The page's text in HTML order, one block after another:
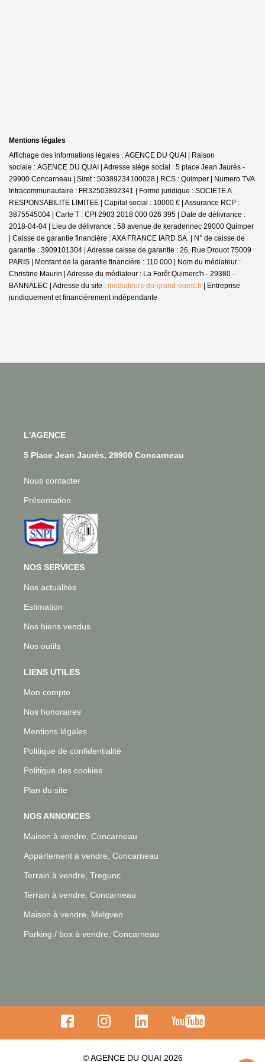
Mentions légales
Affichage des informations légales : AGENCE DU QUAI | Raison
sociale : AGENCE DU QUAI | Adresse siège social : 5 place Jean Jaurès -
29900 Concarneau | Siret : 50389234100028 | RCS : Quimper | Numero TVA
Intracommunautaire : FR32503892341 | Forme juridique : SOCIETE A
RESPONSABILITE LIMITEE | Capital social : 10000 € | Assurance RCP :
3875545004 | Carte T : CPI 2903 2018 000 026 395 | Date de délivrance :
2018-04-04 | Lieu de délivrance : 58 avenue de keradennec 29000 Quimper
| Caisse de garantie financière : AXA FRANCE IARD SA. | N° de caisse de
garantie : 3909101304 | Adresse caisse de garantie : 26, Rue Drouot 75009
PARIS | Montant de la garantie financière : 110 000 | Nom du médiateur :
Christine Maurin | Adresse du médiateur : La Forêt Quimerc'h - 29380 -
BANNALEC | Adresse du site : mediateurs-du-grand-ouest.fr | Entreprise
juridiquement et financièrement indépendante
L'AGENCE
5 Place Jean Jaurès, 29900 Concarneau
Nous contacter
Présentation
NOS SERVICES
Nos actualités
Estimation
Nos biens vendus
Nos outils
LIENS UTILES
Mon compte
Nos honoraires
Mentions légales
Politique de confidentialité
Politique des cookies
Plan du site
NOS ANNONCES
Maison à vendre, Concarneau
Appartement à vendre, Concarneau
Terrain à vendre, Tregunc
Terrain à vendre, Concarneau
Maison à vendre, Melgven
Parking / box à vendre, Concarneau
© AGENCE DU QUAI 2026